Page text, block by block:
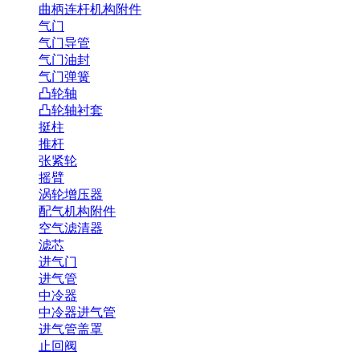
曲柄连杆机构附件
气门
气门导管
气门油封
气门弹簧
凸轮轴
凸轮轴衬套
挺柱
推杆
张紧轮
摇臂
涡轮增压器
配气机构附件
空气滤清器
滤芯
进气门
进气管
中冷器
中冷器进气管
进气管盖罩
止回阀